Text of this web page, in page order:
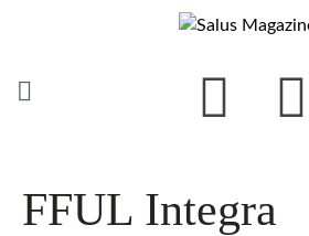
FFUL Integra